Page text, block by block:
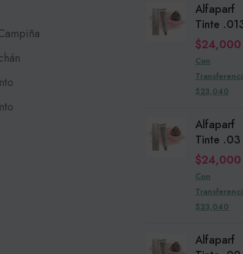
Alfaparf
Tinte
$24,000
Con
$23,040
Alfaparf
Tinte .03
$24,000
Con
$23,040
Alfaparf